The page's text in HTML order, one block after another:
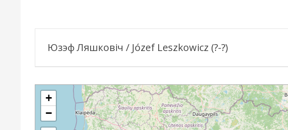
Юзэф Ляшковіч / Józef Leszkowicz (?-?)
+
−